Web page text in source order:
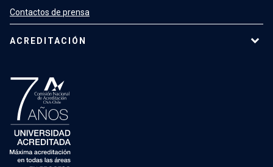
Contactos de prensa
ACREDITACIÓN